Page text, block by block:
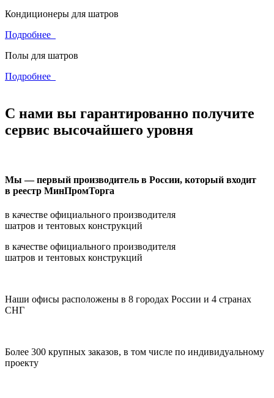
Кондиционеры для шатров
Подробнее
Полы для шатров
Подробнее
С нами вы гарантированно получите
сервис высочайшего уровня
Мы — первый производитель в России, который входит
в реестр МинПромТорга
в качестве официального производителя
шатров и тентовых конструкций
в качестве официального производителя
шатров и тентовых конструкций
Наши офисы расположены в 8 городах России и 4 странах
СНГ
Более 300 крупных заказов, в том числе по индивидуальному
проекту